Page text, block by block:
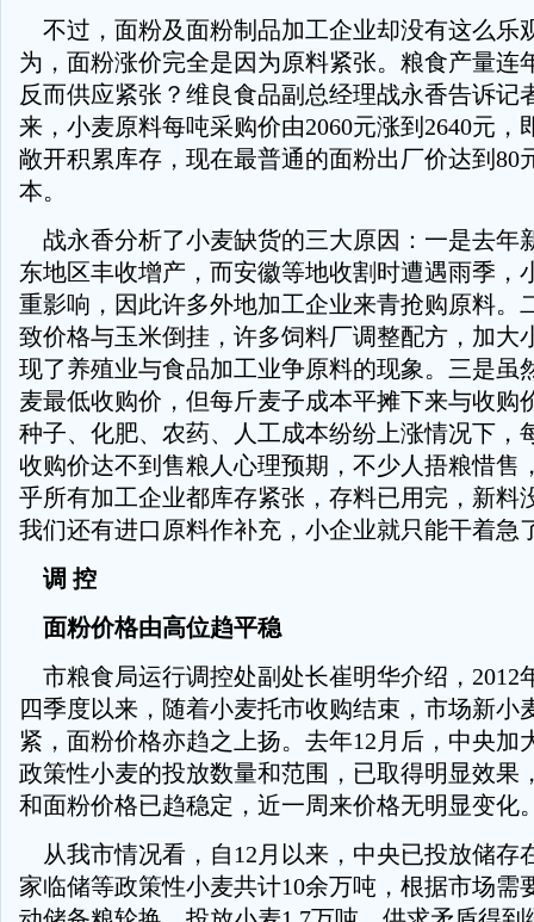
不过，面粉及面粉制品加工企业却没有这么乐
为，面粉涨价完全是因为原料紧张。粮食产量连
反而供应紧张？维良食品副总经理战永香告诉记
来，小麦原料每吨采购价由2060元涨到2640元，
敞开积累库存，现在最普通的面粉出厂价达到80
本。
战永香分析了小麦缺货的三大原因：一是去年
东地区丰收增产，而安徽等地收割时遭遇雨季，
重影响，因此许多外地加工企业来青抢购原料。
致价格与玉米倒挂，许多饲料厂调整配方，加大
现了养殖业与食品加工业争原料的现象。三是虽
麦最低收购价，但每斤麦子成本平摊下来与收购
种子、化肥、农药、人工成本纷纷上涨情况下，
收购价达不到售粮人心理预期，不少人捂粮惜售
乎所有加工企业都库存紧张，存料已用完，新料
我们还有进口原料作补充，小企业就只能干着急
调 控
面粉价格由高位趋平稳
市粮食局运行调控处副处长崔明华介绍，2012
四季度以来，随着小麦托市收购结束，市场新小
紧，面粉价格亦趋之上扬。去年12月后，中央加
政策性小麦的投放数量和范围，已取得明显效果
和面粉价格已趋稳定，近一周来价格无明显变化
从我市情况看，自12月以来，中央已投放储存
家临储等政策性小麦共计10余万吨，根据市场需